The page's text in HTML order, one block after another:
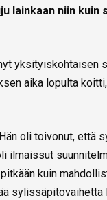
lainkaan niin kuin
yksityiskohtaisen
aika lopulta
oli toivonut, että
ilmaissut
kuin